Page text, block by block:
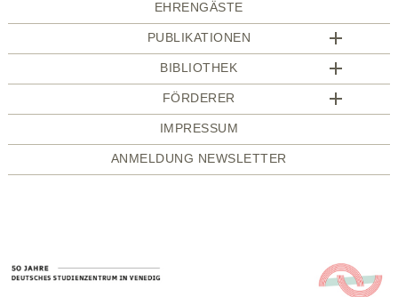
EHRENGÄSTE
PUBLIKATIONEN
BIBLIOTHEK
FÖRDERER
IMPRESSUM
ANMELDUNG NEWSLETTER